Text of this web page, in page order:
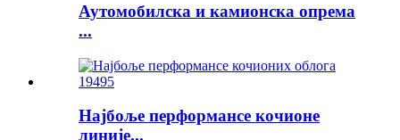
Аутомобилска и камионска опрема
...
Најбоље перформансе кочионе
линије...